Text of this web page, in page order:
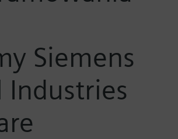
Siemens
Industries